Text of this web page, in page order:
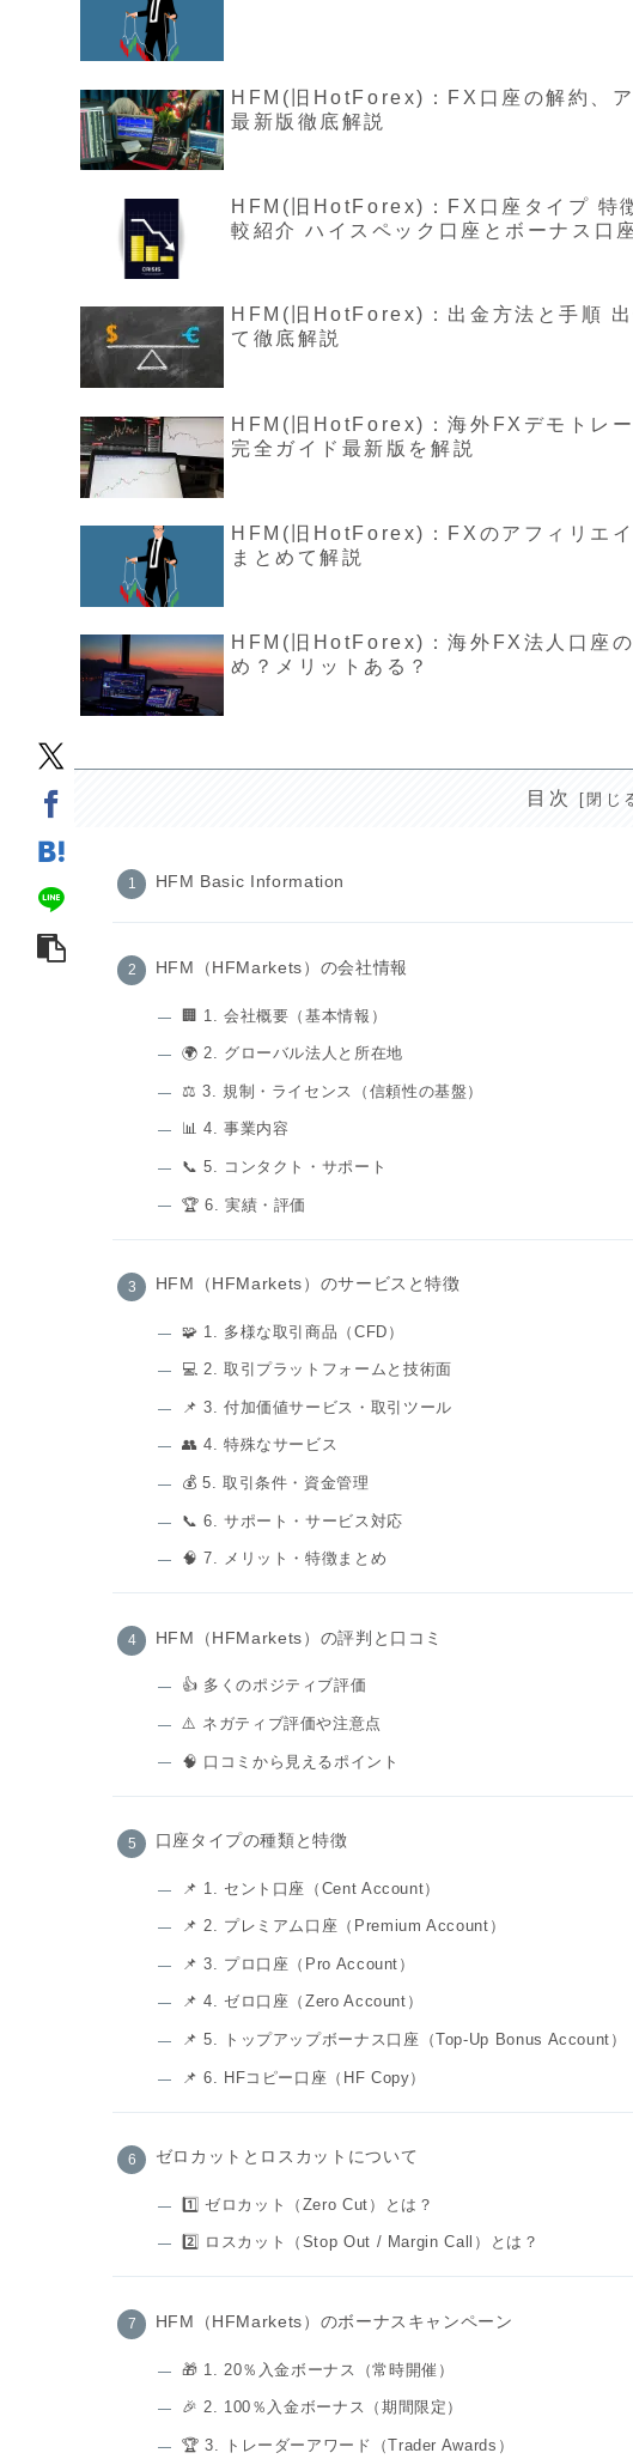
HFM(旧HotForex)：FX口座の解約、
最新版徹底解説
HFM(旧HotForex)：FX口座タイプ 特
較紹介 ハイスペック口座とボーナス口座
HFM(旧HotForex)：出金方法と手順
て徹底解説
HFM(旧HotForex)：海外FXデモトレ
完全ガイド最新版を解説
HFM(旧HotForex)：FXのアフィリエ
まとめて解説
HFM(旧HotForex)：海外FX法人口座
め？メリットある？
目次
HFM Basic Information
HFM（HFMarkets）の会社情報
🏢 1. 会社概要（基本情報）
🌍 2. グローバル法人と所在地
⚖️ 3. 規制・ライセンス（信頼性の基盤）
📊 4. 事業内容
📞 5. コンタクト・サポート
🏆 6. 実績・評価
HFM（HFMarkets）のサービスと特徴
🧩 1. 多様な取引商品（CFD）
💻 2. 取引プラットフォームと技術面
📌 3. 付加価値サービス・取引ツール
👥 4. 特殊なサービス
💰 5. 取引条件・資金管理
📞 6. サポート・サービス対応
🧠 7. メリット・特徴まとめ
HFM（HFMarkets）の評判と口コミ
👍️ 多くのポジティブ評価
⚠️ ネガティブ評価や注意点
🧠 口コミから見えるポイント
口座タイプの種類と特徴
📌 1. セント口座（Cent Account）
📌 2. プレミアム口座（Premium Account）
📌 3. プロ口座（Pro Account）
📌 4. ゼロ口座（Zero Account）
📌 5. トップアップボーナス口座（Top-Up Bonus Account）
📌 6. HFコピー口座（HF Copy）
ゼロカットとロスカットについて
1️⃣ ゼロカット（Zero Cut）とは？
2️⃣ ロスカット（Stop Out / Margin Call）とは？
HFM（HFMarkets）のボーナスキャンペーン
🎁 1. 20％入金ボーナス（常時開催）
🎉 2. 100％入金ボーナス（期間限定）
🏆 3. トレーダーアワード（Trader Awards）